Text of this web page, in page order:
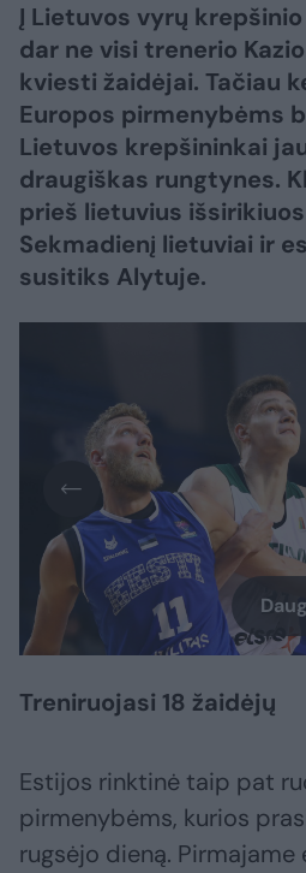
Į Lietuvos vyrų
dar ne visi trenerio
kviesti žaidėjai. Tačiau
Europos pirmenybėms
Lietuvos krepšininkai
draugiškas rungtynes.
prieš lietuvius
Sekmadienį lietuviai ir
susitiks Alytuje.
Treniruojasi 18 žaidėjų
Estijos rinktinė taip pat
pirmenybėms, kurios
rugsėjo dieną. Pirmajame